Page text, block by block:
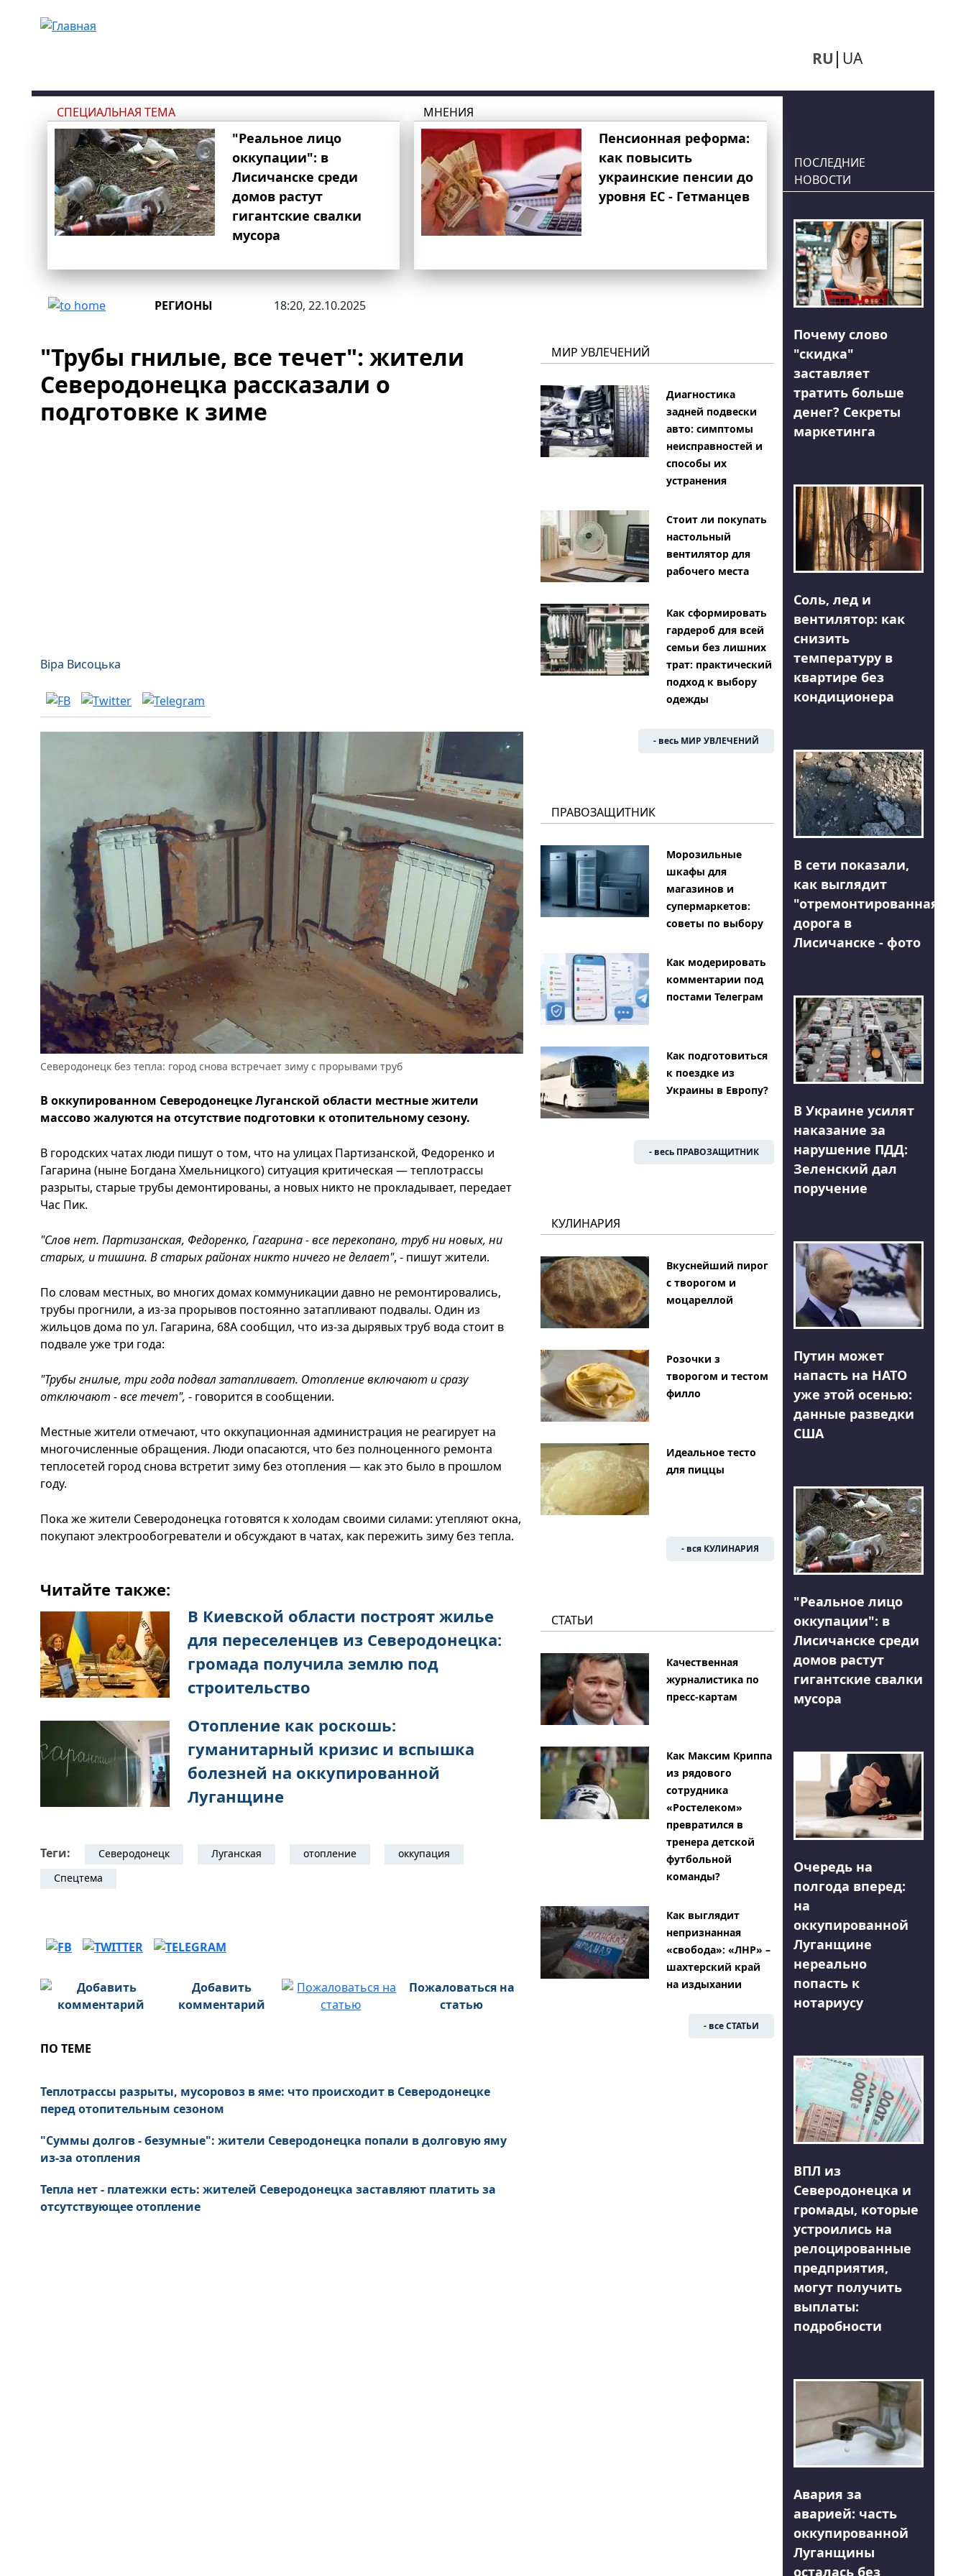
RU UA
СПЕЦИАЛЬНАЯ ТЕМА
"Реальное лицо
оккупации": в
Лисичанске среди
домов растут
гигантские свалки
мусора
МНЕНИЯ
Пенсионная реформа:
как повысить
украинские пенсии до
уровня ЕС - Гетманцев
РЕГИОНЫ 18:20, 22.10.2025
"Трубы гнилые, все течет": жители
Северодонецка рассказали о
подготовке к зиме
Віра Висоцька
Северодонецк без тепла: город снова встречает зиму с прорывами труб
В оккупированном Северодонецке Луганской области местные жители
массово жалуются на отсутствие подготовки к отопительному сезону.
В городских чатах люди пишут о том, что на улицах Партизанской, Федоренко и
Гагарина (ныне Богдана Хмельницкого) ситуация критическая — теплотрассы
разрыты, старые трубы демонтированы, а новых никто не прокладывает, передает
Час Пик.
"Слов нет. Партизанская, Федоренко, Гагарина - все перекопано, труб ни новых, ни
старых, и тишина. В старых районах никто ничего не делает", - пишут жители.
По словам местных, во многих домах коммуникации давно не ремонтировались,
трубы прогнили, а из-за прорывов постоянно затапливают подвалы. Один из
жильцов дома по ул. Гагарина, 68А сообщил, что из-за дырявых труб вода стоит в
подвале уже три года:
"Трубы гнилые, три года подвал затапливает. Отопление включают и сразу
отключают - все течет", - говорится в сообщении.
Местные жители отмечают, что оккупационная администрация не реагирует на
многочисленные обращения. Люди опасаются, что без полноценного ремонта
теплосетей город снова встретит зиму без отопления — как это было в прошлом
году.
Пока же жители Северодонецка готовятся к холодам своими силами: утепляют окна,
покупают электрообогреватели и обсуждают в чатах, как пережить зиму без тепла.
Читайте также:
В Киевской области построят жилье
для переселенцев из Северодонецка:
громада получила землю под
строительство
Отопление как роскошь:
гуманитарный кризис и вспышка
болезней на оккупированной
Луганщине
Теги: Северодонецк Луганская отопление
оккупация
Спецтема
Добавить
комментарий
Пожаловаться на
статью
ПО ТЕМЕ
Теплотрассы разрыты, мусоровоз в яме: что происходит в Северодонецке
перед отопительным сезоном
"Суммы долгов - безумные": жители Северодонецка попали в долговую яму
из-за отопления
Тепла нет - платежки есть: жителей Северодонецка заставляют платить за
отсутствующее отопление
МИР УВЛЕЧЕНИЙ
Диагностика
задней подвески
авто: симптомы
неисправностей и
способы их
устранения
Стоит ли покупать
настольный
вентилятор для
рабочего места
Как сформировать
гардероб для всей
семьи без лишних
трат: практический
подход к выбору
одежды
- весь МИР УВЛЕЧЕНИЙ
ПРАВОЗАЩИТНИК
Морозильные
шкафы для
магазинов и
супермаркетов:
советы по выбору
Как модерировать
комментарии под
постами Телеграм
Как подготовиться
к поездке из
Украины в Европу?
- весь ПРАВОЗАЩИТНИК
КУЛИНАРИЯ
Вкуснейший пирог
с творогом и
моцареллой
Розочки з
творогом и тестом
филло
Идеальное тесто
для пиццы
- вся КУЛИНАРИЯ
СТАТЬИ
Качественная
журналистика по
пресс-картам
Как Максим Криппа
из рядового
сотрудника
«Ростелеком»
превратился в
тренера детской
футбольной
команды?
Как выглядит
непризнанная
«свобода»: «ЛНР» –
шахтерский край
на издыхании
- все СТАТЬИ
ПОСЛЕДНИЕ
НОВОСТИ
Почему слово
"скидка"
заставляет
тратить больше
денег? Секреты
маркетинга
Соль, лед и
вентилятор: как
снизить
температуру в
квартире без
кондиционера
В сети показали,
как выглядит
"отремонтированная"
дорога в
Лисичанске - фото
В Украине усилят
наказание за
нарушение ПДД:
Зеленский дал
поручение
Путин может
напасть на НАТО
уже этой осенью:
данные разведки
США
"Реальное лицо
оккупации": в
Лисичанске среди
домов растут
гигантские свалки
мусора
Очередь на
полгода вперед:
на
оккупированной
Луганщине
нереально
попасть к
нотариусу
ВПЛ из
Северодонецка и
громады, которые
устроились на
релоцированные
предприятия,
могут получить
выплаты:
подробности
Авария за
аварией: часть
оккупированной
Луганщины
осталась без